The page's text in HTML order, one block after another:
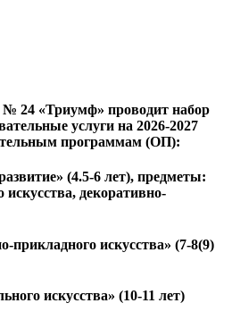
№ 24 «Триумф» проводит набор
услуги на 2026-2027
программам (ОП):
(4.5-6 лет), предметы:
искусства, декоративно-
искусства» (7-8(9)
искусства» (10-11 лет)